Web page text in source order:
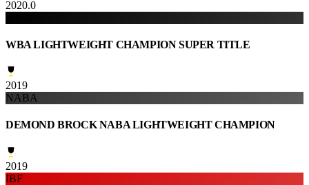
2020.0
WBA LIGHTWEIGHT CHAMPION SUPER TITLE
2019
NABA
DEMOND BROCK NABA LIGHTWEIGHT CHAMPION
2019
IBF